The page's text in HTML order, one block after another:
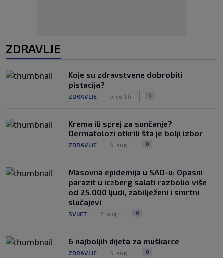
ZDRAVLJE
Koje su zdravstvene dobrobiti
pistacija?
ZDRAVLJE prije 1 h 0
Krema ili sprej za sunčanje?
Dermatolozi otkrili šta je bolji izbor
ZDRAVLJE 6. aug. 0
Masovna epidemija u SAD-u: Opasni
parazit u iceberg salati razbolio više
od 25.000 ljudi, zabilježeni i smrtni
slučajevi
SVIJET 6. aug. 0
6 najboljih dijeta za muškarce
ZDRAVLJE 5. aug. 0